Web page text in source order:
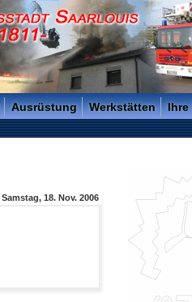
Ausrüstung Werkstätten Ihre
Samstag, 18. Nov. 2006